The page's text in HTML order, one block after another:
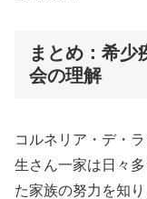
まとめ：希少
会の理解
コルネリア・デ・
生さん一家は日々
た家族の努力を知